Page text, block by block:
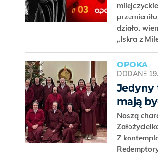
działo,
„Iskra z
OPOKA
DODANE
Jedyny
mają
Noszą
Z